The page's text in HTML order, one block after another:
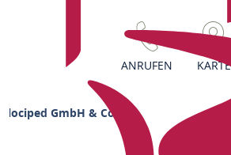
ANRUFEN KARTE
GmbH & Co. KG